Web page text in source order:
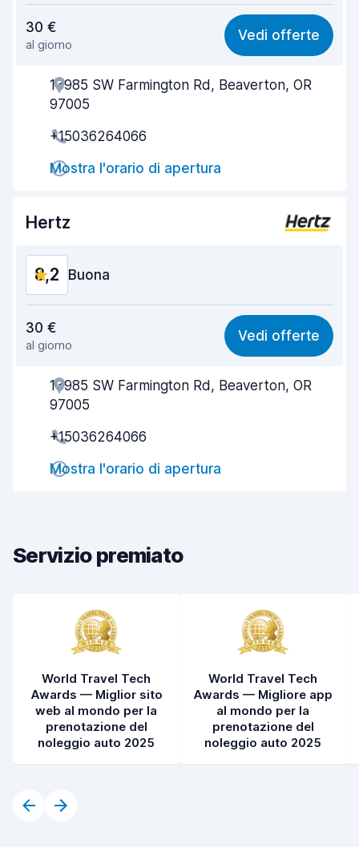
8,3
Facile da trovare 8,2
Gentilezza degli agenti
Condizioni dell'auto 8,6
30 €
al giorno
Vedi offerte
13985 SW Farmington Rd, Beaverton, OR
97005
+15036264066
Mostra l'orario di apertura
Hertz
8,2 Buona
8,1
Facile da trovare 8,2
Gentilezza degli agenti
30 €
al giorno
Vedi offerte
13985 SW Farmington Rd, Beaverton, OR
97005
+15036264066
Mostra l'orario di apertura
Servizio premiato
World Travel Tech
Awards — Miglior sito
web al mondo per la
prenotazione del
noleggio auto 2025
World Travel Tech
Awards — Migliore app
al mondo per la
prenotazione del
noleggio auto 2025